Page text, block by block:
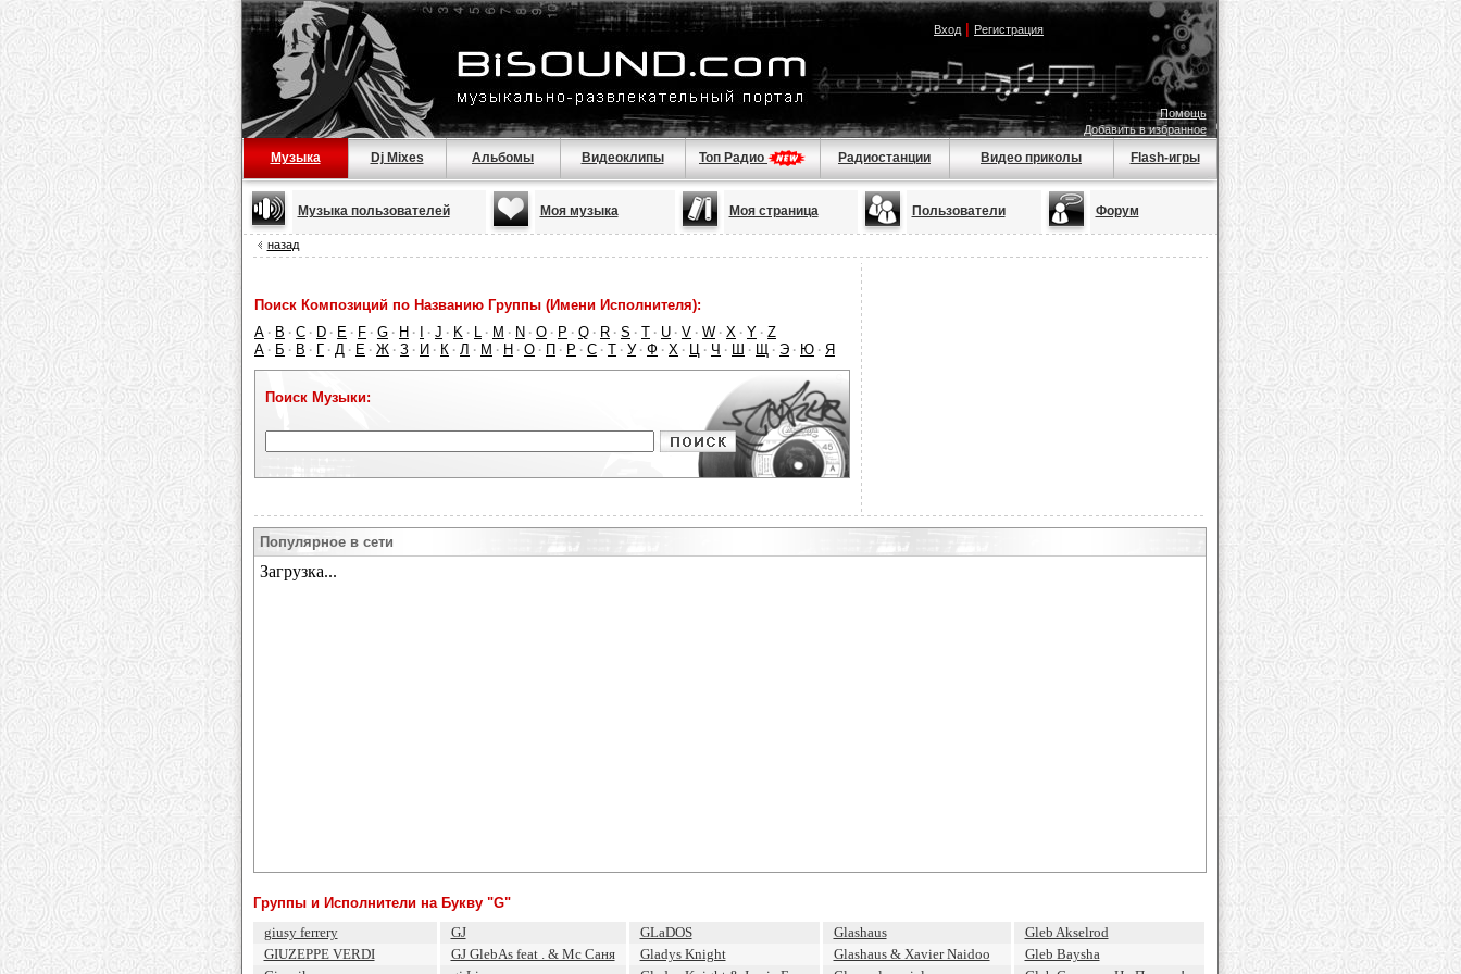
Вход| Регистрация
Помощь
Добавить в избранное
Музыка Dj Mixes Альбомы Видеоклипы Топ Радио Радиостанции Видео приколы Flash-игры
Музыка пользователей Моя музыка Моя страница Пользователи Форум
назад
Поиск Композиций по Названию Группы (Имени Исполнителя):
A · B · C · D · E · F · G · H · · J · K · L · M · N · O · P · Q · R · S · T · U · V · W · X · Y · Z
А · Б · В · Г · Д · Е · Ж · З · И · К · Л · М · Н · О · П · Р · С · Т · У · Ф · Х · Ц · Ч · Ш · Щ · Э · Ю · Я
Поиск Музыки:
Популярное в сети
Группы и Исполнители на Букву "G"
giusy ferrery
GJ GLaDOS Glashaus
Gleb Akselrod
GIUZEPPE VERDI
GJ GlebAs feat . & Mc Саня Gladys Knight Glashaus & Xavier Naidoo
Gleb Baysha